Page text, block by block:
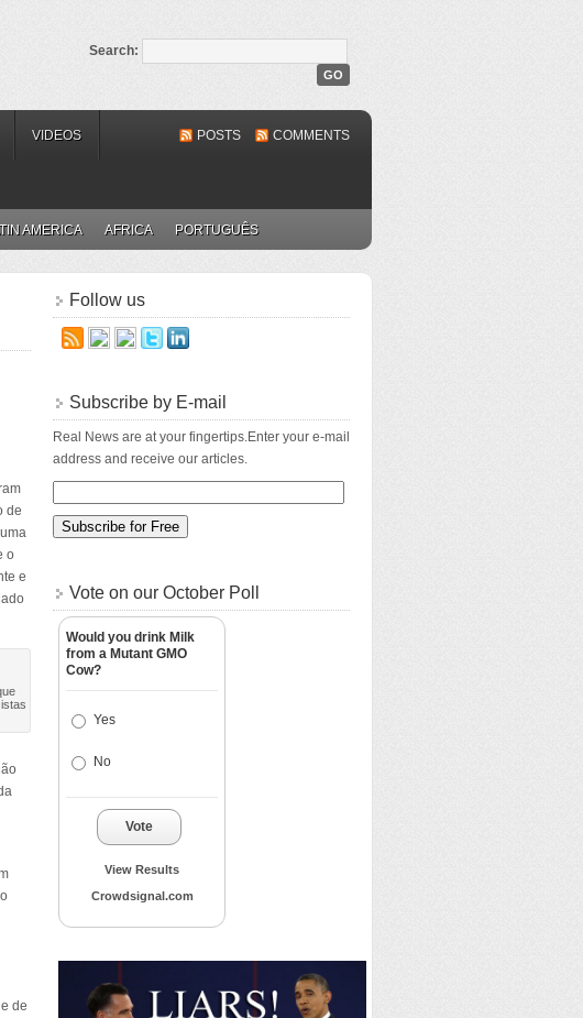
Search:
VIDEOS POSTS COMMENTS
AMERICA AFRICA PORTUGUÊS
de
o
e
de
Follow us
Subscribe by E-mail
Real News are at your fingertips.Enter your e-mail
address and receive our articles.
Vote on our October Poll
Would you drink Milk
from a Mutant GMO
Cow?
Yes
No
Vote
View Results
Crowdsignal.com